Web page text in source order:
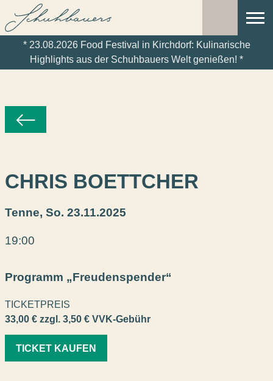
* 23.08.2026 Food Festival in Kirchdorf: Kulinarische
Highlights aus der Schuhbauers Welt genießen! *
CHRIS BOETTCHER
Tenne, So. 23.11.2025
19:00
Programm „Freudenspender“
TICKETPREIS
33,00 € zzgl. 3,50 € VVK-Gebühr
TICKET KAUFEN